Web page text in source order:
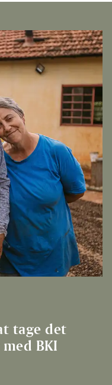
tage det
BKI